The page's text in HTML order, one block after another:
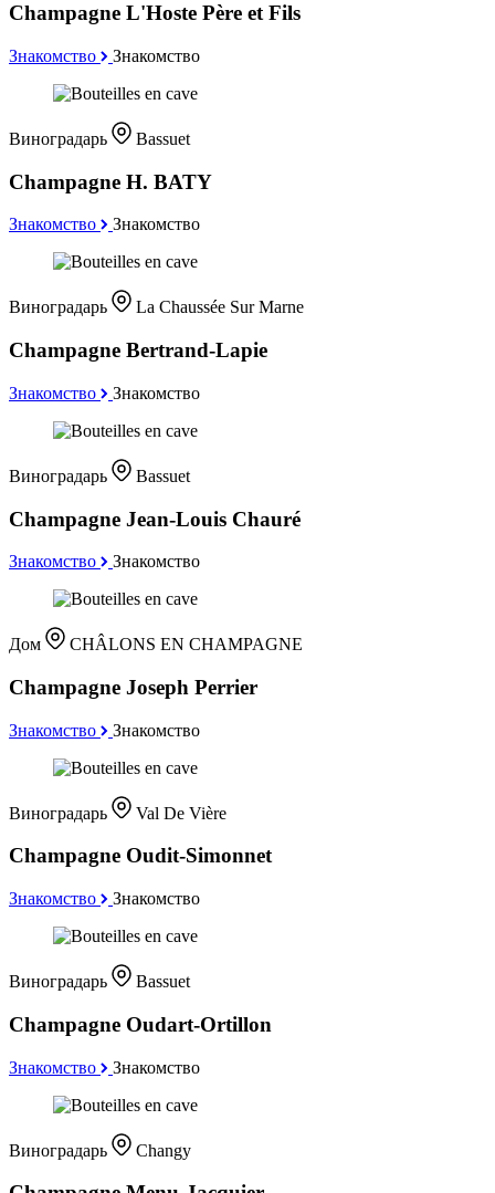
Champagne L'Hoste Père et Fils
Знакомство Знакомство
Виноградарь Bassuet
Champagne H. BATY
Знакомство Знакомство
Виноградарь La Chaussée Sur Marne
Champagne Bertrand-Lapie
Знакомство Знакомство
Виноградарь Bassuet
Champagne Jean-Louis Chauré
Знакомство Знакомство
Дом CHÂLONS EN CHAMPAGNE
Champagne Joseph Perrier
Знакомство Знакомство
Виноградарь Val De Vière
Champagne Oudit-Simonnet
Знакомство Знакомство
Виноградарь Bassuet
Champagne Oudart-Ortillon
Знакомство Знакомство
Виноградарь Changy